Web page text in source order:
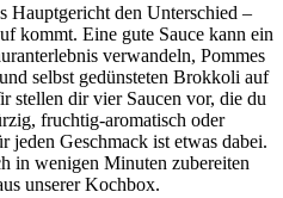
Hauptgericht den Unterschied –
kommt. Eine gute Sauce kann ein
verwandeln, Pommes
selbst gedünsteten Brokkoli auf
stellen dir vier Saucen vor, die du
fruchtig-aromatisch oder
jeden Geschmack ist etwas dabei.
in wenigen Minuten zubereiten
unserer Kochbox.